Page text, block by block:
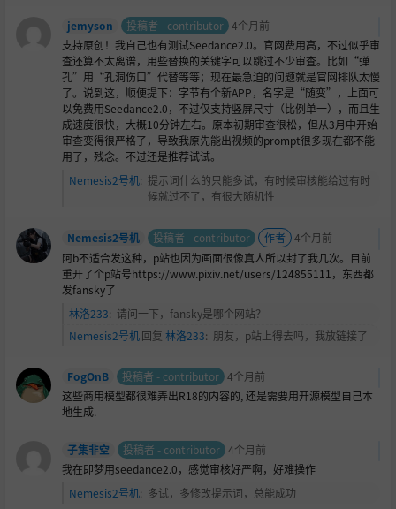
jemyson 投稿者 - contributor 4个月前
支持原创！我自己也有测试Seedance2.0。官网费用高，不过似乎审
查还算不太离谱，用些替换的关键字可以跳过不少审查。比如“弹
孔”用“孔洞伤口”代替等等；现在最急迫的问题就是官网排队太慢
了。说到这，顺便提下：字节有个新APP，名字是“随变”，上面可
以免费用Seedance2.0，不过仅支持竖屏尺寸（比例单一），而且生
成速度很快，大概10分钟左右。原本初期审查很松，但从3月中开始
审查变得很严格了，导致我原先能出视频的prompt很多现在都不能
用了，残念。不过还是推荐试试。
Nemesis2号机: 提示词什么的只能多试，有时候审核能给过有时
候就过不了，有很大随机性
Nemesis2号机 投稿者 - contributor 作者 4个月前
阿b不适合发这种，p站也因为画面很像真人所以封了我几次。目前
重开了个p站号https://www.pixiv.net/users/124855111，东西都
发fansky了
林洛233: 请问一下，fansky是哪个网站？
Nemesis2号机回复 林洛233: 朋友，p站上得去吗，我放链接了
FogOnB 投稿者 - contributor 4个月前
这些商用模型都很难弄出R18的内容的, 还是需要用开源模型自己本
地生成.
子集非空 投稿者 - contributor 4个月前
我在即梦用seedance2.0，感觉审核好严啊，好难操作
Nemesis2号机: 多试，多修改提示词，总能成功